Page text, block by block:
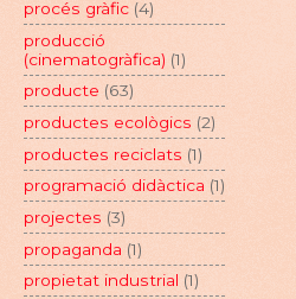
procés gràfic (4)
producció
(cinematogràfica) (1)
producte (63)
productes ecològics (2)
productes reciclats (1)
programació didàctica (1)
projectes (3)
propaganda (1)
propietat industrial (1)